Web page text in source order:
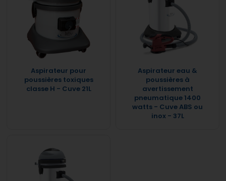
Aspirateur pour
poussières toxiques
classe H - Cuve 21L
Aspirateur eau &
poussières à
avertissement
pneumatique 1400
watts - Cuve ABS ou
inox - 37L